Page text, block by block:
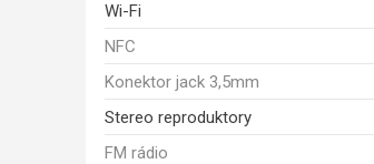
Wi-Fi
NFC
Konektor jack 3,5mm
Stereo reproduktory
FM rádio